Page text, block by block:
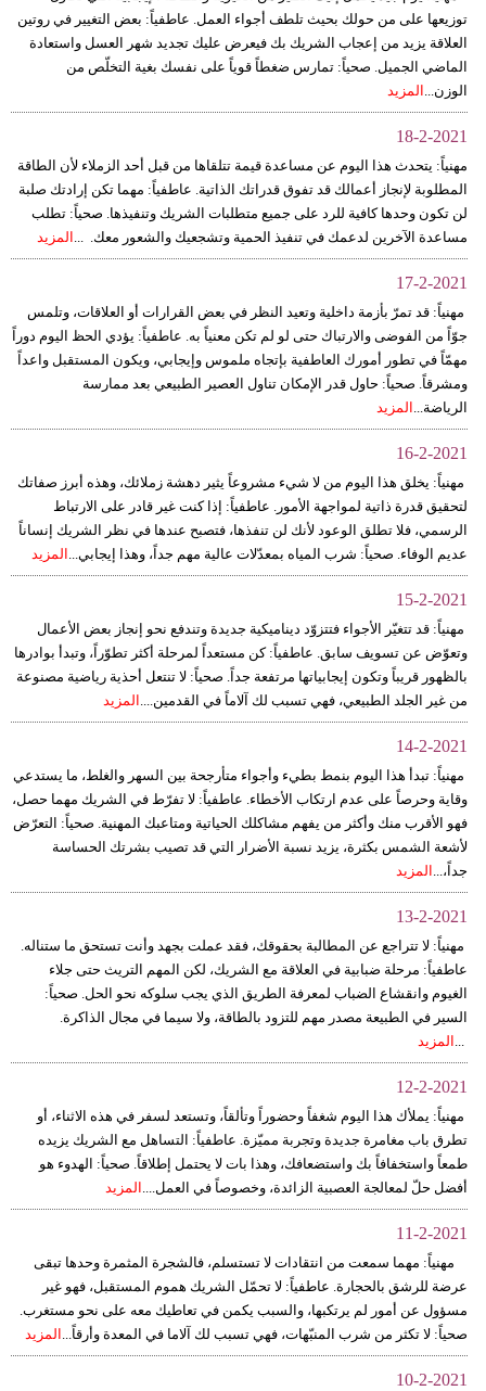
توزيعها على من حولك بحيث تلطف أجواء العمل. عاطفياً: بعض التغيير في روتين
العلاقة يزيد من إعجاب الشريك بك فيعرض عليك تجديد شهر العسل واستعادة
الماضي الجميل. صحياً: تمارس ضغطاً قوياً على نفسك بغية التخلّص من
الوزن... المزيد
18-2-2021
مهنياً: يتحدث هذا اليوم عن مساعدة قيمة تتلقاها من قبل أحد الزملاء لأن الطاقة
المطلوبة لإنجاز أعمالك قد تفوق قدراتك الذاتية. عاطفياً: مهما تكن إرادتك صلبة
لن تكون وحدها كافية للرد على جميع متطلبات الشريك وتنفيذها. صحياً: تطلب
مساعدة الآخرين لدعمك في تنفيذ الحمية وتشجعيك والشعور معك. ... المزيد
17-2-2021
مهنياً: قد تمرّ بأزمة داخلية وتعيد النظر في بعض القرارات أو العلاقات، وتلمس
جوّاً من الفوضى والارتباك حتى لو لم تكن معنياً به. عاطفياً: يؤدي الحظ اليوم دوراً
مهمّاً في تطور أمورك العاطفية بإتجاه ملموس وإيجابي، ويكون المستقبل واعداً
ومشرقاً. صحياً: حاول قدر الإمكان تناول العصير الطبيعي بعد ممارسة
الرياضة... المزيد
16-2-2021
مهنياً: يخلق هذا اليوم من لا شيء مشروعاً يثير دهشة زملائك، وهذه أبرز صفاتك
لتحقيق قدرة ذاتية لمواجهة الأمور. عاطفياً: إذا كنت غير قادر على الارتباط
الرسمي، فلا تطلق الوعود لأنك لن تنفذها، فتصبح عندها في نظر الشريك إنساناً
عديم الوفاء. صحياً: شرب المياه بمعدّلات عالية مهم جداً، وهذا إيجابي... المزيد
15-2-2021
مهنياً: قد تتغيّر الأجواء فتتزوّد ديناميكية جديدة وتندفع نحو إنجاز بعض الأعمال
وتعوّض عن تسويف سابق. عاطفياً: كن مستعداً لمرحلة أكثر تطوّراً، وتبدأ بوادرها
بالظهور قريباً وتكون إيجابياتها مرتفعة جداً. صحياً: لا تنتعل أحذية رياضية مصنوعة
من غير الجلد الطبيعي، فهي تسبب لك آلاماً في القدمين.... المزيد
14-2-2021
مهنياً: تبدأ هذا اليوم بنمط بطيء وأجواء متأرجحة بين السهر والغلط، ما يستدعي
وقاية وحرصاً على عدم ارتكاب الأخطاء. عاطفياً: لا تفرّط في الشريك مهما حصل،
فهو الأقرب منك وأكثر من يفهم مشاكلك الحياتية ومتاعبك المهنية. صحياً: التعرّض
لأشعة الشمس بكثرة، يزيد نسبة الأضرار التي قد تصيب بشرتك الحساسة
جداً،... المزيد
13-2-2021
مهنياً: لا تتراجع عن المطالبة بحقوقك، فقد عملت بجهد وأنت تستحق ما ستناله.
عاطفياً: مرحلة ضبابية في العلاقة مع الشريك، لكن المهم التريث حتى جلاء
الغيوم وانقشاع الضباب لمعرفة الطريق الذي يجب سلوكه نحو الحل. صحياً:
السير في الطبيعة مصدر مهم للتزود بالطاقة، ولا سيما في مجال الذاكرة.
... المزيد
12-2-2021
مهنياً: يملأك هذا اليوم شغفاً وحضوراً وتألقاً، وتستعد لسفر في هذه الاثناء، أو
تطرق باب مغامرة جديدة وتجربة مميّزة. عاطفياً: التساهل مع الشريك يزيده
طمعاً واستخفافاً بك واستضعافك، وهذا بات لا يحتمل إطلاقاً. صحياً: الهدوء هو
أفضل حلّ لمعالجة العصبية الزائدة، وخصوصاً في العمل.... المزيد
11-2-2021
مهنياً: مهما سمعت من انتقادات لا تستسلم، فالشجرة المثمرة وحدها تبقى
عرضة للرشق بالحجارة. عاطفياً: لا تحمّل الشريك هموم المستقبل، فهو غير
مسؤول عن أمور لم يرتكبها، والسبب يكمن في تعاطيك معه على نحو مستغرب.
صحياً: لا تكثر من شرب المنبّهات، فهي تسبب لك آلاما في المعدة وأرقاً... المزيد
10-2-2021